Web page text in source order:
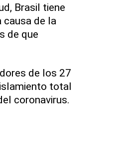
Brasil tiene
de la
de que
de los 27
total
coronavirus.